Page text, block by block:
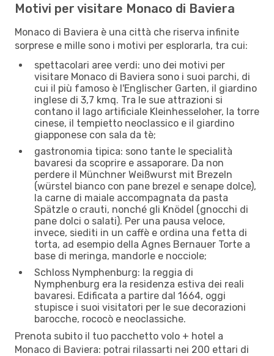
Motivi per visitare Monaco di Baviera
Monaco di Baviera è una città che riserva infinite
sorprese e mille sono i motivi per esplorarla, tra cui:
spettacolari aree verdi: uno dei motivi per
visitare Monaco di Baviera sono i suoi parchi, di
cui il più famoso è l'Englischer Garten, il giardino
inglese di 3,7 kmq. Tra le sue attrazioni si
contano il lago artificiale Kleinhesseloher, la torre
cinese, il tempietto neoclassico e il giardino
giapponese con sala da tè;
gastronomia tipica: sono tante le specialità
bavaresi da scoprire e assaporare. Da non
perdere il Münchner Weißwurst mit Brezeln
(würstel bianco con pane brezel e senape dolce),
la carne di maiale accompagnata da pasta
Spätzle o crauti, nonché gli Knödel (gnocchi di
pane dolci o salati). Per una pausa veloce,
invece, siediti in un caffè e ordina una fetta di
torta, ad esempio della Agnes Bernauer Torte a
base di meringa, mandorle e nocciole;
Schloss Nymphenburg: la reggia di
Nymphenburg era la residenza estiva dei reali
bavaresi. Edificata a partire dal 1664, oggi
stupisce i suoi visitatori per le sue decorazioni
barocche, rococò e neoclassiche.
Prenota subito il tuo pacchetto volo + hotel a
Monaco di Baviera: potrai rilassarti nei 200 ettari di